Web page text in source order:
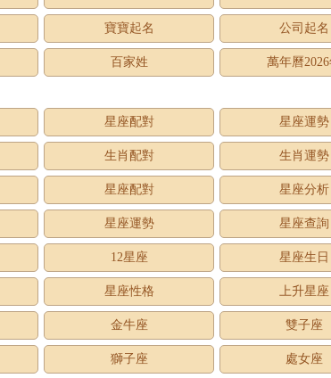
寶寶起名 公司起名
百家姓 萬年曆
星座配對 星座運勢
生肖配對 生肖運勢
星座配對 星座分析
星座運勢 星座查詢
12星座 星座生日
星座性格 上升星座
金牛座 雙子座
獅子座 處女座